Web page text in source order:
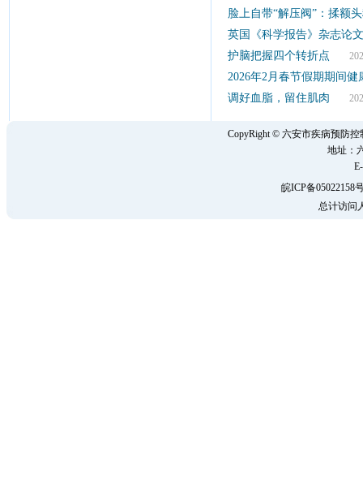
脸上自带“解压阀”：揉额
英国《科学报告》杂志论
护脑把握四个转折点
2026年2月春节假期期间健
调好血脂，留住肌肉
CopyRight © 六安市疾病预防
地址：
皖ICP备05022158
总计访问